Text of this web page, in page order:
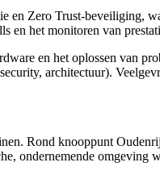
Zero Trust-beveiliging,
het monitoren van
en het oplossen van
architectuur).
Rond knooppunt
ondernemende